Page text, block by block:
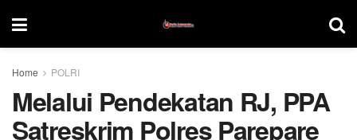
Home POLRI
Melalui Pendekatan RJ, PPA
Satreskrim Polres Parepare